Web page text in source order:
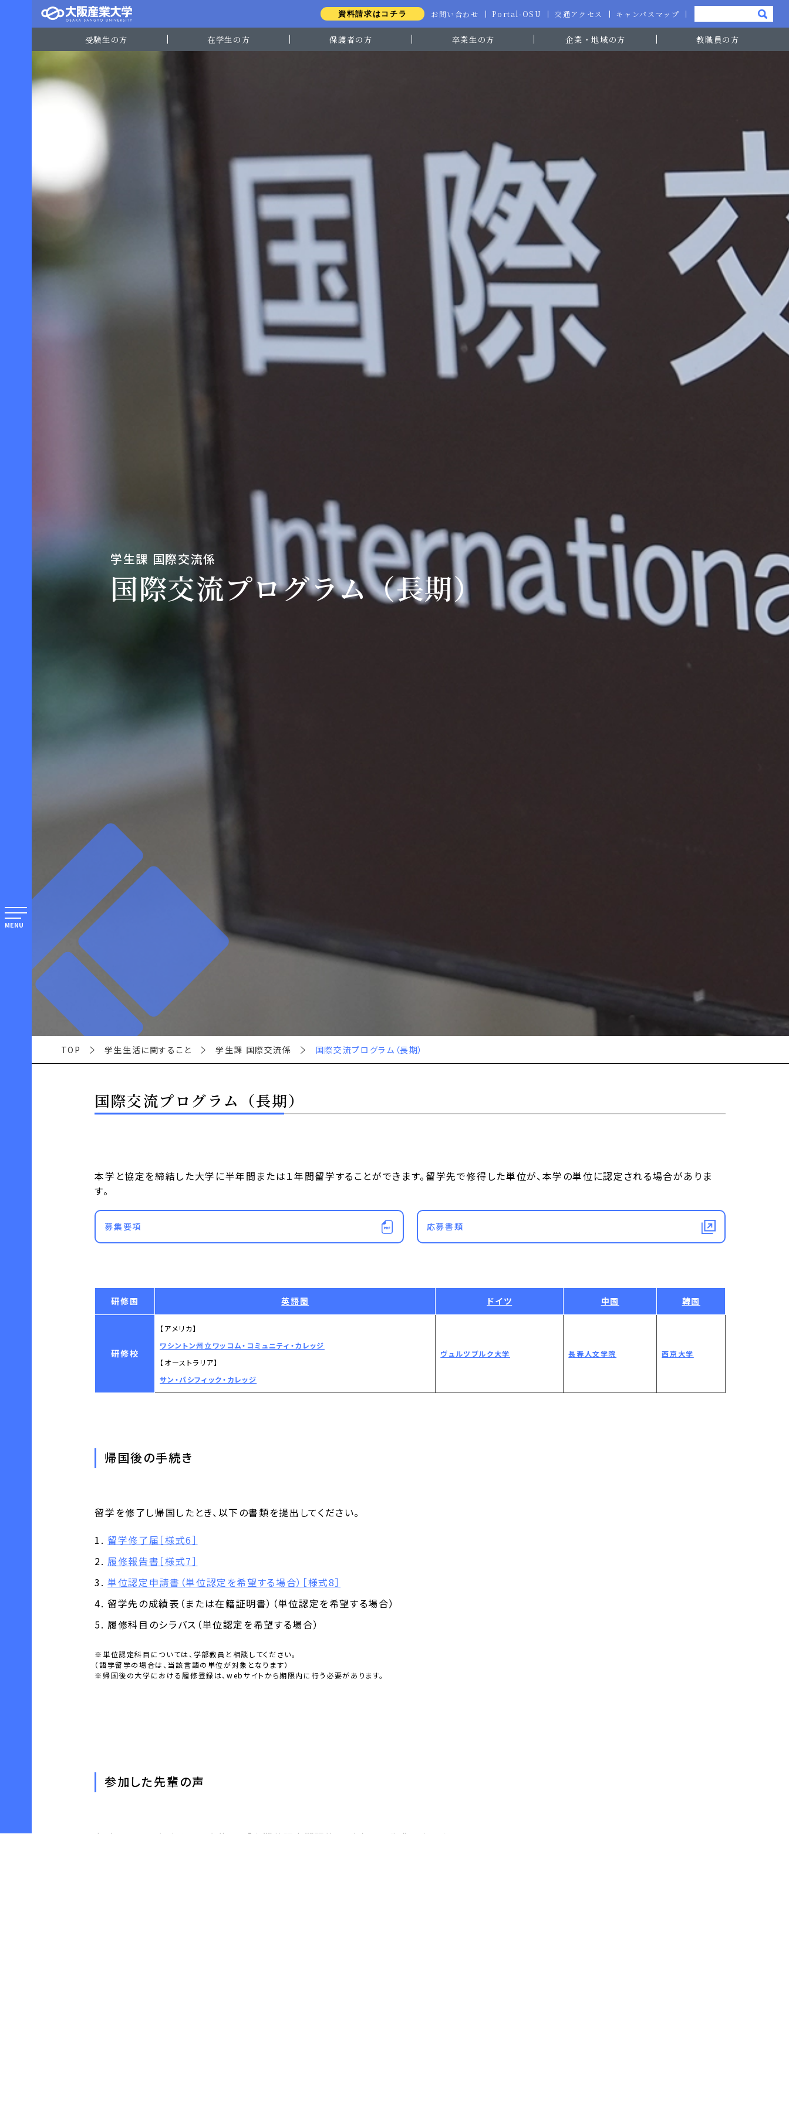
資料請求はコチラ お問い合わせ Portal-OSU 交通アクセス キャンパスマップ
受験生の方 在学生の方 保護者の方 卒業生の方 企業・地域の方 教職員の方
MENU
学生課 国際交流係
国際交流プログラム（長期）
TOP 学生生活に関すること 学生課 国際交流係 国際交流プログラム（長期）
国際交流プログラム（長期）
本学と協定を締結した大学に半年間または１年間留学することができます。留学先で修得した単位が、本学の単位に認定される場合がありま
す。
募集要項 応募書類
研修国 英語圏 ドイツ 中国 韓国
研修校
【アメリカ】
ワシントン州立ワッコム・コミュニティ・カレッジ
【オーストラリア】
サン・パシフィック・カレッジ
ヴュルツブルク大学 長春人文学院 西京大学
帰国後の手続き
留学を修了し帰国したとき、以下の書類を提出してください。
留学修了届［様式6］
履修報告書［様式7］
単位認定申請書（単位認定を希望する場合）［様式8］
留学先の成績表（または在籍証明書）（単位認定を希望する場合）
履修科目のシラバス（単位認定を希望する場合）
※単位認定科目については、学部教員と相談してください。
（語学留学の場合は、当該言語の単位が対象となります）
※帰国後の大学における履修登録は、webサイトから期限内に行う必要があります。
参加した先輩の声
（※）は、2025年度までに実施した「春期英語中期研修」に参加した先輩の声です。